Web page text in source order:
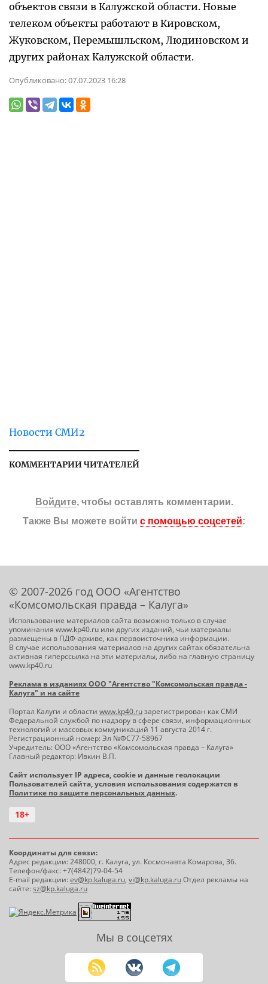
объектов связи в Калужской области. Новые
телеком объекты работают в Кировском,
Жуковском, Перемышльском, Людиновском и
других районах Калужской области.
Опубликовано:07.07.2023 16:28
Новости СМИ2
КОММЕНТАРИИ ЧИТАТЕЛЕЙ
Войдите, чтобы оставлять комментарии.
Также Вы можете войти с помощью соцсетей:
© 2007-2026 год ООО «Агентство
«Комсомольская правда – Калуга»
Использование материалов сайта возможно только в случае
упоминания www.kp40.ru или других изданий, чьи материалы
размещены в ПДФ-архиве, как первоисточника информации.
В случае использования материалов на других сайтах обязательна
активная гиперссылка на эти материалы, либо на главную страницу
www.kp40.ru
Реклама в изданиях ООО "Агентство "Комсомольская правда -
Калуга" и на сайте
Портал Калуги и области www.kp40.ruзарегистрирован как СМИ
Федеральной службой по надзору в сфере связи, информационных
технологий и массовых коммуникаций 11 августа 2014 г.
Регистрационный номер: Эл №ФС77-58967
Учредитель: ООО «Агентство «Комсомольская правда – Калуга»
Главный редактор: Ивкин В.П.
Сайт использует IP адреса, cookie и данные геолокации
Пользователей сайта, условия использования содержатся в
Политике по защите персональных данных.
18+
Координаты для связи:
Адрес редакции: 248000, г. Калуга, ул. Космонавта Комарова, 36.
Телефон/факс: +7(4842)79-04-54
E-mail редакции:ev@kp.kaluga.ru, vi@kp.kaluga.ruОтдел рекламы на
сайте:sz@kp.kaluga.ru
Мы в соцсетях